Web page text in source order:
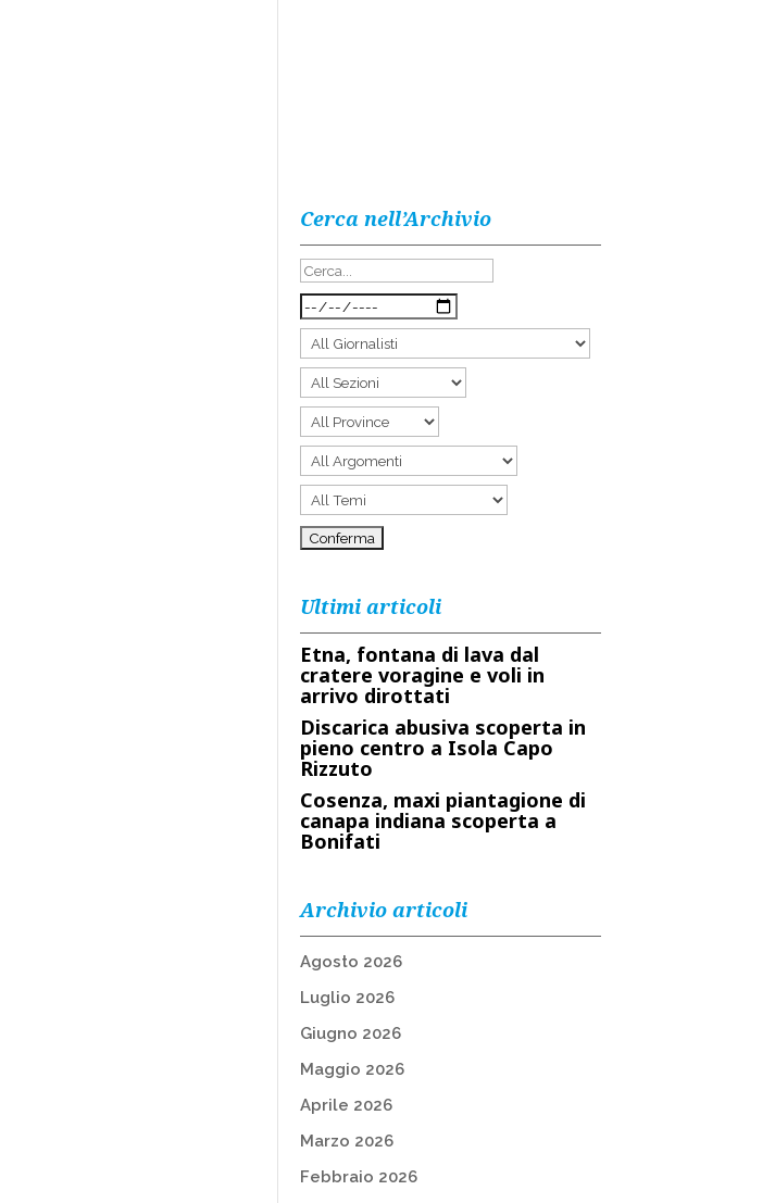
Cerca nell’Archivio
Ultimi articoli
Etna, fontana di lava dal
cratere voragine e voli in
arrivo dirottati
Discarica abusiva scoperta in
pieno centro a Isola Capo
Rizzuto
Cosenza, maxi piantagione di
canapa indiana scoperta a
Bonifati
Archivio articoli
Agosto 2026
Luglio 2026
Giugno 2026
Maggio 2026
Aprile 2026
Marzo 2026
Febbraio 2026